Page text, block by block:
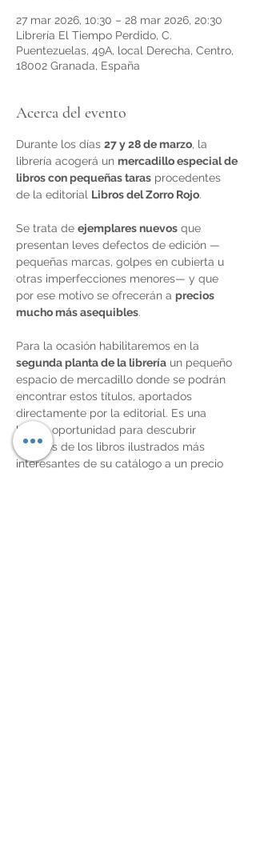
27 mar 2026, 10:30 – 28 mar 2026, 20:30
Librería El Tiempo Perdido, C.
Puentezuelas, 49A, local Derecha, Centro,
18002 Granada, España
Acerca del evento
Durante los días 27 y 28 de marzo, la
librería acogerá un mercadillo especial de
libros con pequeñas taras procedentes
de la editorial Libros del Zorro Rojo.
Se trata de ejemplares nuevos que
presentan leves defectos de edición —
pequeñas marcas, golpes en cubierta u
otras imperfecciones menores— y que
por ese motivo se ofrecerán a precios
mucho más asequibles.
Para la ocasión habilitaremos en la
segunda planta de la librería un pequeño
espacio de mercadillo donde se podrán
encontrar estos títulos, aportados
directamente por la editorial. Es una
buena oportunidad para descubrir
algunos de los libros ilustrados más
interesantes de su catálogo a un precio